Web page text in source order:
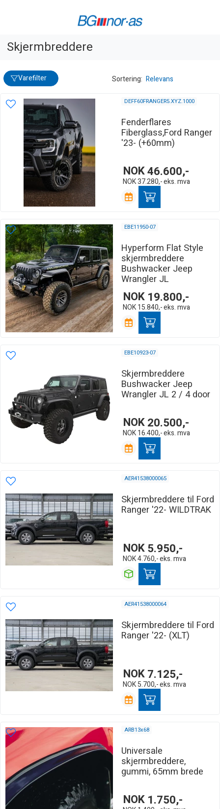
Skjermbreddere
Varefilter Sortering: Relevans
DEFF60FRANGER5.XYZ.1000
Fenderflares
Fiberglass,Ford Ranger
'23- (+60mm)
NOK46.600,-
NOK37.280,-eks. mva
EBE11950-07
Hyperform Flat Style
skjermbreddere
Bushwacker Jeep
Wrangler JL
NOK 19.800,-
NOK 15.840,-eks. mva
EBE10923-07
Skjermbreddere
Bushwacker Jeep
Wrangler JL 2 / 4 door
NOK20.500,-
NOK 16.400,-eks. mva
AER41538000065
Skjermbreddere til Ford
Ranger '22- WILDTRAK
NOK5.950,-
NOK4.760,-eks. mva
AER41538000064
Skjermbreddere til Ford
Ranger '22- (XLT)
NOK7.125,-
NOK 5.700,-eks. mva
ARB13x68
Universale
skjermbreddere,
gummi, 65mm brede
NOK 1.750,-